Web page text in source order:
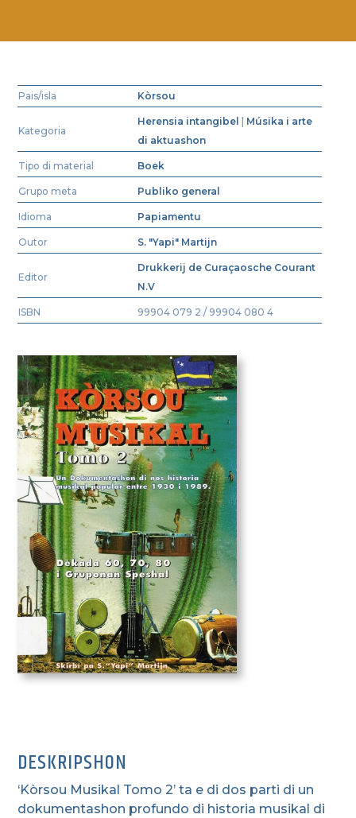
Pais/isla Kòrsou
Kategoria
Herensia intangibel
Músika i arte
di aktuashon
Tipo di material Boek
Grupo meta Publiko general
Idioma Papiamentu
Outor S. "Yapi" Martijn
Editor
Drukkerij de Curaçaosche Courant
N.V
ISBN 99904 079 2 / 99904 080 4
DESKRIPSHON
‘Kòrsou Musikal Tomo 2’ ta e di dos parti di un
dokumentashon profundo di historia musikal di